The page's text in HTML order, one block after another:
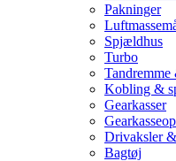
Pakninger
Spjældhus
Turbo
Kobling &
Gearkasser
Drivaksler
Bagtøj